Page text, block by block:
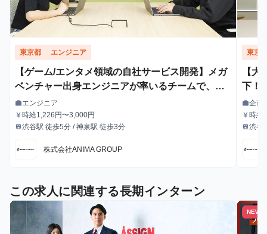
東京都 エンジニア
【ゲーム/エンタメ領域の自社サービス開発】メガ
ベンチャー出身エンジニアが率いるチームで、開
発力を身につけたいインターン募集！
職種
workエンジニア
給与
currency_yen 時給1,226円〜3,000円
最寄駅
train渋谷駅 徒歩5分 / 神泉駅 徒歩3分
株式会社ANIMA GROUP
東京
【
下！
でビ
職種
work企画
給与
currency_yen 時給
最寄駅
train渋谷
この求人に関連する長期インターン
NEW